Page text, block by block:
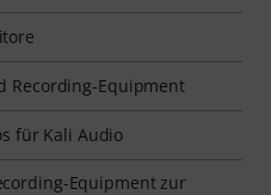
Recording-Equipment
für Kali Audio
Equipment zur